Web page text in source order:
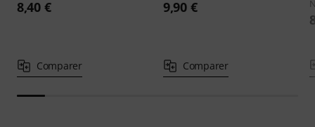
8,40 €
Comparer
9,90 €
Comparer